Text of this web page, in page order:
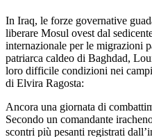
In Iraq, le forze governative
liberare Mosul ovest dal
internazionale per le migrazioni
patriarca caldeo di Baghdad,
loro difficile condizioni nei
di Elvira Ragosta:
Ancora una giornata di
Secondo un comandante
scontri più pesanti registrati